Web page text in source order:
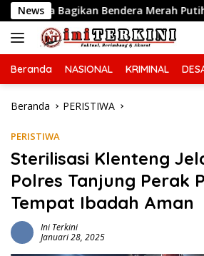
Langsung
ke
konten
News
Merah Putih Gratis ke Warga
Beranda NASIONAL KRIMINAL
Beranda PERISTIWA
PERISTIWA
Sterilisasi Klenteng
Polres Tanjung Perak
Tempat Ibadah Aman
Ini Terkini
Januari 28, 2025